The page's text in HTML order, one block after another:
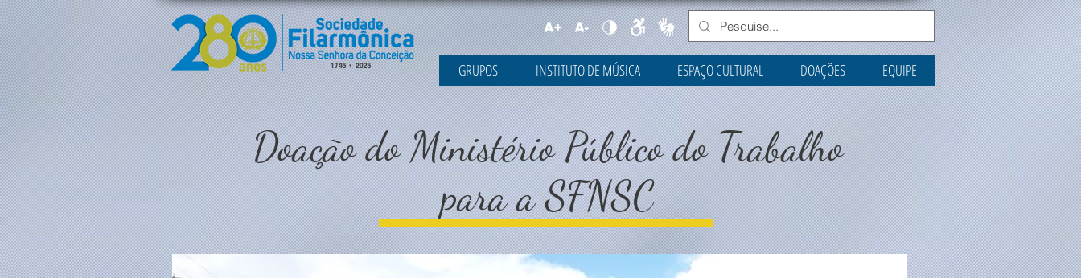
GRUPOS INSTITUTO DE MÚSICA ESPAÇO CULTURAL DOAÇÕES EQUIPE
Doação do Ministério Público do Trabalho
para a SFNSC